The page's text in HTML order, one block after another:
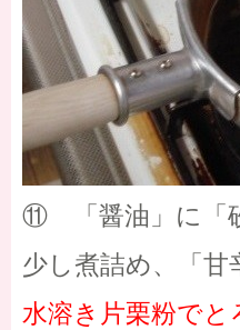
⑪ 「醤油」に「
少し煮詰め、「
水溶き片栗粉でと